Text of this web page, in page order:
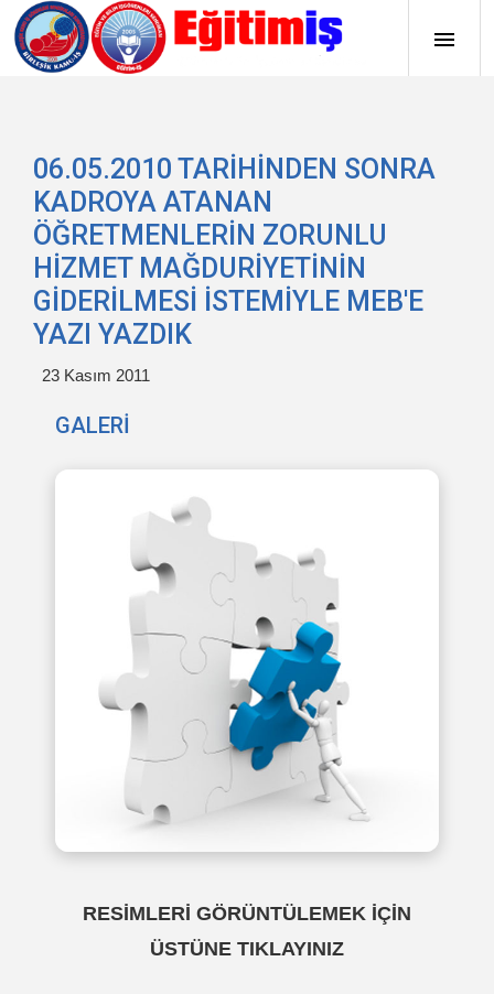
06.05.2010 TARİHİNDEN SONRA
KADROYA ATANAN
ÖĞRETMENLERİN ZORUNLU
HİZMET MAĞDURİYETİNİN
GİDERİLMESİ İSTEMİYLE MEB'E
YAZI YAZDIK
23 Kasım 2011
GALERİ
RESİMLERİ GÖRÜNTÜLEMEK İÇİN
ÜSTÜNE TIKLAYINIZ